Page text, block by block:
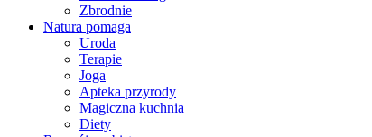
Zbrodnie
Natura pomaga
Uroda
Terapie
Joga
Apteka przyrody
Magiczna kuchnia
Diety